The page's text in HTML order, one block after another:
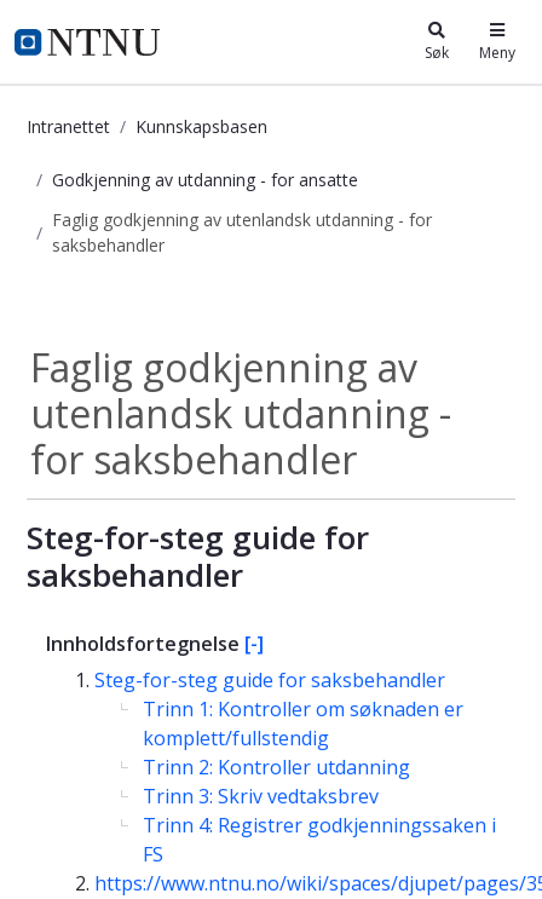
i.ntnu.no Søk Meny
Intranettet Kunnskapsbasen
Godkjenning av utdanning - for ansatte
Faglig godkjenning av utenlandsk utdanning - for
saksbehandler
Faglig godkjenning av
utenlandsk utdanning -
for saksbehandler
Steg-for-steg guide for
saksbehandler
Innholdsfortegnelse [-]
Steg-for-steg guide for saksbehandler
Trinn 1: Kontroller om søknaden er
komplett/fullstendig
Trinn 2: Kontroller utdanning
Trinn 3: Skriv vedtaksbrev
Trinn 4: Registrer godkjenningssaken i
FS
https://www.ntnu.no/wiki/spaces/djupet/pages/